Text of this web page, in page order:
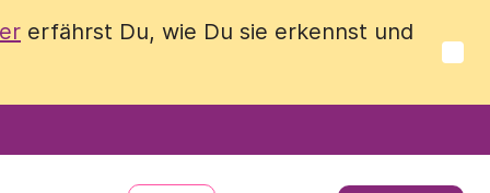
erfährst Du, wie Du sie erkennst und
erfährst Du, wie Du sie erkennst und